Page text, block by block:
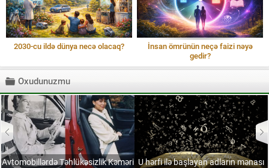
2030-cu ildə dünya necə olacaq?
İnsan ömrünün neçə faizi nəyə
gedir?
Oxudunuzmu
Avtomobillərdə Təhlükəsizlik Kəməri U hərfi ilə başlayan adların mənası